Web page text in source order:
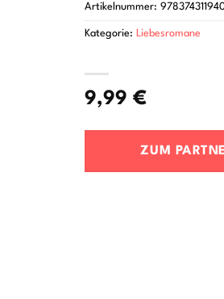
9,99€
ZUM
Artikelnummer:
Kategorie: Liebesromane